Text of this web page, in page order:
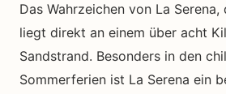
Das Wahrzeichen von La Serena,
liegt direkt an einem über acht
Sandstrand. Besonders in den
Sommerferien ist La Serena ein